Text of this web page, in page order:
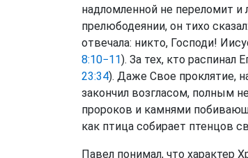
надломленной не переломит и
прелюбодеянии, он тихо
отвечала: никто, Господи!
8:10−11). За тех, кто распинал
23:34). Даже Свое проклятие,
закончил возгласом, полным
пророков и камнями
как птица собирает птенцов
Павел понимал, что характер